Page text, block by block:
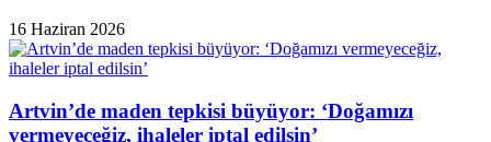
16 Haziran 2026
Artvin’de maden tepkisi büyüyor: ‘Doğamızı
vermeyeceğiz, ihaleler iptal edilsin’